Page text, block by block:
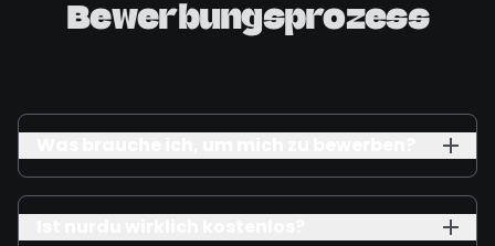
Bewerbungsprozess